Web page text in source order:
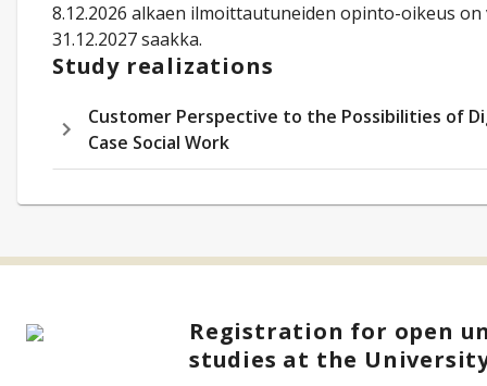
8.12.2026 alkaen ilmoittautuneiden opinto-oikeus on
31.12.2027 saakka.
Study realizations
Customer Perspective to the Possibilities of
Case Social Work
Registration for open
studies at the